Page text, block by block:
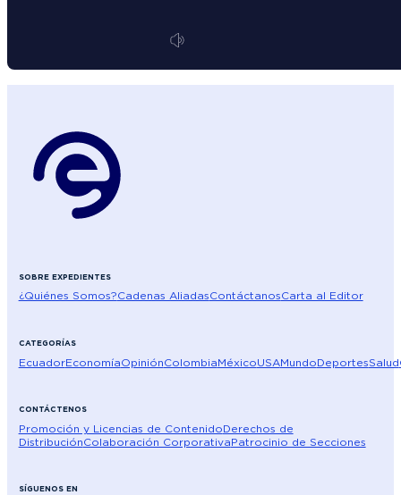
SOBRE EXPEDIENTES
¿Quiénes Somos?Cadenas AliadasContáctanosCarta al Editor
CATEGORÍAS
EcuadorEconomíaOpiniónColombiaMéxicoUSAMundoDeportesSalud
CONTÁCTENOS
Promoción y Licencias de ContenidoDerechos de
DistribuciónColaboración CorporativaPatrocinio de Secciones
SÍGUENOS EN